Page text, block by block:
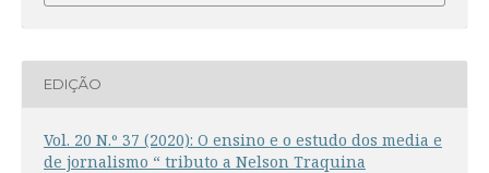
EDIÇÃO
Vol. 20 N.º 37 (2020): O ensino e o estudo dos media e
de jornalismo “ tributo a Nelson Traquina